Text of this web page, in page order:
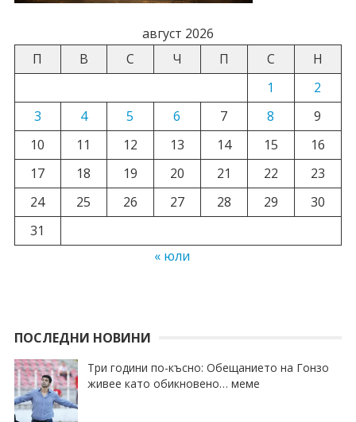
август 2026
П
В С Ч П С
Н
1
2
3
4 5 6 7 8
9
10
11 12 13 14 15
16
17
18 19 20 21 22
23
24
25 26 27 28 29
30
31
« юли
ПОСЛЕДНИ НОВИНИ
Три години по-късно: Обещанието на Гонзо
живее като обикновено… меме